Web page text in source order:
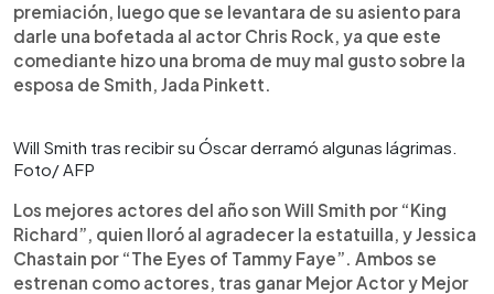
premiación, luego que se levantara de su asiento para
darle una bofetada al actor Chris Rock, ya que este
comediante hizo una broma de muy mal gusto sobre la
esposa de Smith, Jada Pinkett.
Will Smith tras recibir su Óscar derramó algunas lágrimas.
Foto/ AFP
Los mejores actores del año son Will Smith por “King
Richard”, quien lloró al agradecer la estatuilla, y Jessica
Chastain por “The Eyes of Tammy Faye”. Ambos se
estrenan como actores, tras ganar Mejor Actor y Mejor